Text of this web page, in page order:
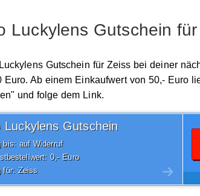
Luckylens Gutschein
Gutschein für Zeiss bei deiner
Euro. Ab einem Einkaufwert von 50,- Euro
und folge dem Link.
Luckylens Gutschein
bis: auf Widerruf
0,- Euro
für: Zeiss